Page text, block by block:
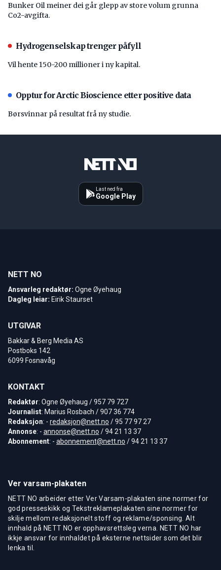
Bunker Oil meiner dei går glepp av store volum grunna
Co2-avgifta.
Hydrogenselskap trenger påfyll
Vil hente 150-200 millioner i ny kapital.
Opptur for Arctic Bioscience etter positive data
Børsvinnar på resultat frå ny studie.
Last ned fra
Google Play
NETT NO
Ansvarleg redaktør: Ogne Øyehaug
Dagleg leiar: Eirik Staurset
UTGIVAR
Bakkar & Berg Media AS
Postboks 142
6099 Fosnavåg
KONTAKT
Redaktør: Ogne Øyehaug / 957 79 727
Journalist: Marius Rosbach / 907 36 774
Redaksjon: - redaksjon@nett.no / 95 77 97 27
Annonse: - annonse@nett.no / 94 21 13 37
Abonnement: - abonnement@nett.no / 94 21 13 37
Ver varsam-plakaten
NETT NO arbeider etter Ver Varsam-plakaten sine normer for
god presseskikk og Tekstreklameplakaten sine normer for
skilje mellom redaksjonelt stoff og reklame/sponsing. Alt
innhald på NETT NO er opphavsrettsleg verna. NETT NO har
ikkje ansvar for innhaldet på eksterne nettsider som det blir
lenka til.